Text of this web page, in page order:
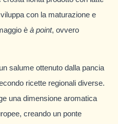
con la maturazione e
è à point, ovvero
salume ottenuto dalla pancia
ricette regionali diverse.
una dimensione aromatica
creando un ponte